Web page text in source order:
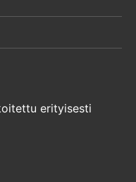
erityisesti